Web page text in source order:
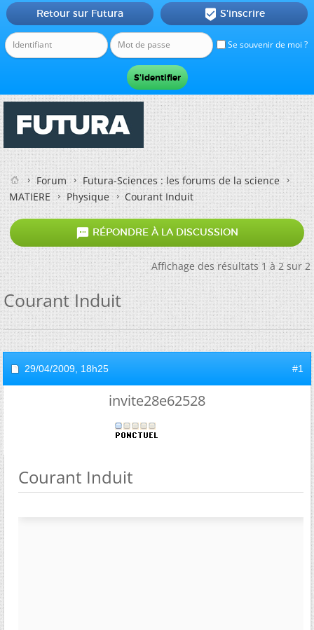
Se souvenir de moi ?
Retour sur Futura  S'inscrire
Forum
Futura-Sciences : les forums de la science
MATIERE
Physique Courant Induit
 RÉPONDRE À LA DISCUSSION
Affichage des résultats 1 à 2 sur 2
Courant Induit
29/04/2009, 18h25 #1
invite28e62528
Courant Induit